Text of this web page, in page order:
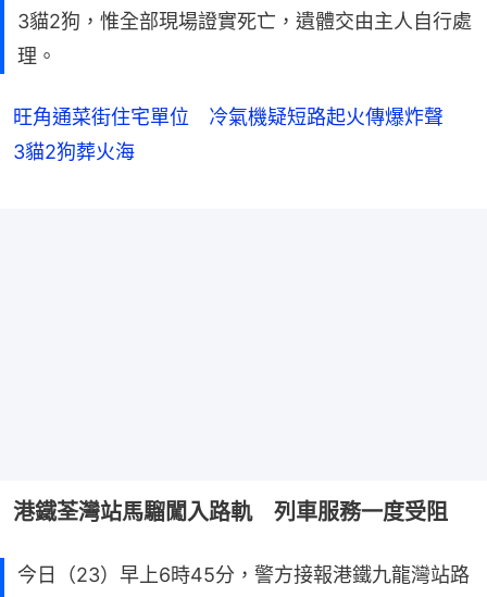
3貓2狗，惟全部現場證實死亡，遺體交由主人自行處
理。
旺角通菜街住宅單位 冷氣機疑短路起火傳爆炸聲
3貓2狗葬火海
港鐵荃灣站馬騮闖入路軌 列車服務一度受阻
今日（23）早上6時45分，警方接報港鐵九龍灣站路